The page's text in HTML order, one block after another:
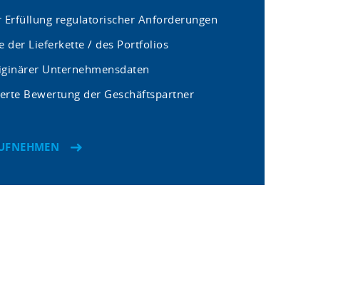
Erfüllung regulatorischer Anforderungen
der Lieferkette / des Portfolios
Unternehmensdaten
Bewertung der Geschäftspartner